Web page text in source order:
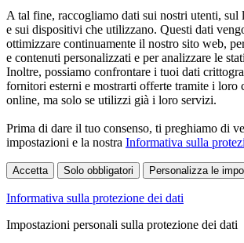
A tal fine, raccogliamo dati sui nostri utenti, sul
e sui dispositivi che utilizzano. Questi dati
ottimizzare continuamente il nostro sito web,
e contenuti personalizzati e per analizzare le
Inoltre, possiamo confrontare i tuoi dati
fornitori esterni e mostrarti offerte tramite i loro
online, ma solo se utilizzi già i loro servizi.
Prima di dare il tuo consenso, ti preghiamo di
impostazioni e la nostra Informativa sulla
Accetta Solo obbligatori Personalizza le
Informativa sulla protezione dei dati
Impostazioni personali sulla protezione dei dati